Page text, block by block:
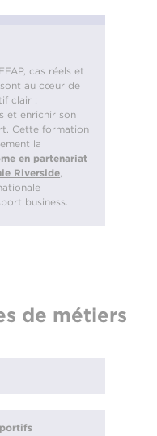
cas réels et
sont au cœur de
clair :
et enrichir son
Cette formation
la
en partenariat
Riverside,
business.
de métiers